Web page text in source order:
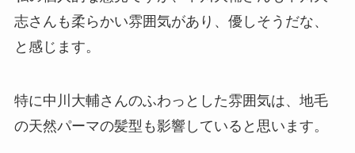
志さんも柔らかい雰囲気があり、優しそうだな、
と感じます。
特に中川大輔さんのふわっとした雰囲気は、地毛
の天然パーマの髪型も影響していると思います。